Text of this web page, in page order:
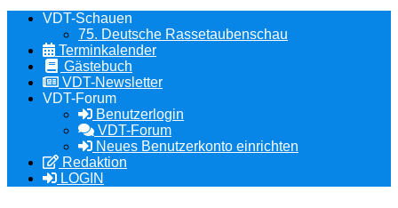
VDT-Schauen
75. Deutsche Rassetaubenschau
Terminkalender
Gästebuch
VDT-Newsletter
VDT-Forum
Benutzerlogin
VDT-Forum
Neues Benutzerkonto einrichten
Redaktion
LOGIN